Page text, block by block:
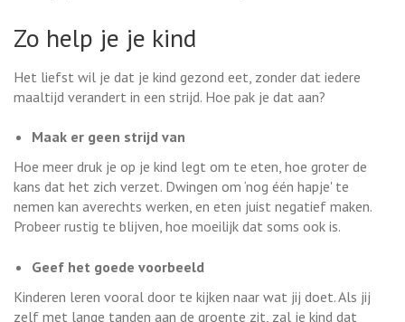
Zo help je je kind
Het liefst wil je dat je kind gezond eet, zonder dat iedere
maaltijd verandert in een strijd. Hoe pak je dat aan?
Maak er geen strijd van
Hoe meer druk je op je kind legt om te eten, hoe groter de
kans dat het zich verzet. Dwingen om ‘nog één hapje' te
nemen kan averechts werken, en eten juist negatief maken.
Probeer rustig te blijven, hoe moeilijk dat soms ook is.
Geef het goede voorbeeld
Kinderen leren vooral door te kijken naar wat jij doet. Als jij
zelf met lange tanden aan de groente zit, zal je kind dat